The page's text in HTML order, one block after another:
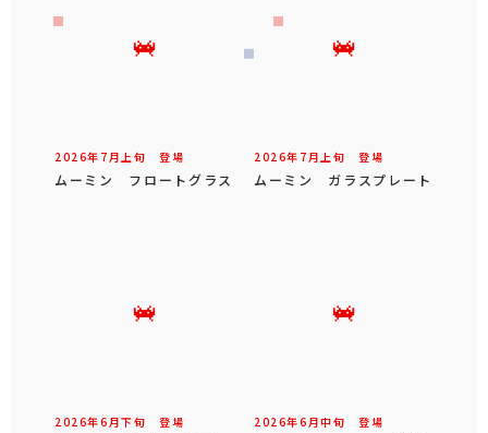
2026年 7 月 上旬 登場
ムーミン フロートグラス
2026年 7 月 上旬 登場
ムーミン ガラスプレート
2026年6 月下旬 登場 2026年6 月中旬 登場